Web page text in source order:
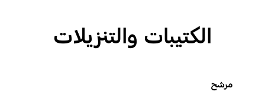
الكتيبات والتنزيلات
مرشح